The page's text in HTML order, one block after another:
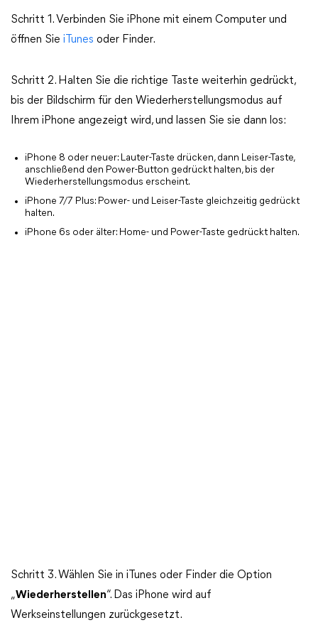
Schritt 1. Verbinden Sie iPhone mit einem Computer und
öffnen Sie iTunes oder Finder.
Schritt 2. Halten Sie die richtige Taste weiterhin gedrückt,
bis der Bildschirm für den Wiederherstellungsmodus auf
Ihrem iPhone angezeigt wird, und lassen Sie sie dann los:
iPhone 8 oder neuer: Lauter-Taste drücken, dann Leiser-Taste,
anschließend den Power-Button gedrückt halten, bis der
Wiederherstellungsmodus erscheint.
iPhone 7/7 Plus: Power- und Leiser-Taste gleichzeitig gedrückt
halten.
iPhone 6s oder älter: Home- und Power-Taste gedrückt halten.
Schritt 3. Wählen Sie in iTunes oder Finder die Option
„Wiederherstellen“. Das iPhone wird auf
Werkseinstellungen zurückgesetzt.